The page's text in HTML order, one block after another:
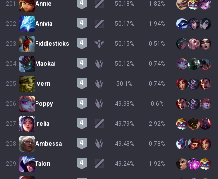
201 Annie 50.18% 1.82%
202 Anivia 50.17% 1.94%
203 Fiddlesticks 50.15% 0.51 %
204 Maokai 50.12% 0.74%
205 Ivern 50.1 % 0.74%
206 Poppy 49.93% 0.6%
207 Irelia 49.79% 2.92%
208 Ambessa 49.43% 0.78%
209 Talon 49.24% 1.92%